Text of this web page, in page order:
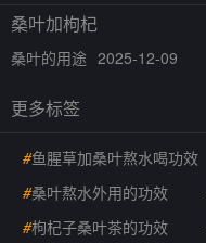
桑叶加枸杞
桑叶的用途 2025-12-09
更多标签
#鱼腥草加桑叶熬水喝功效
#桑叶熬水外用的功效
#枸杞子桑叶茶的功效